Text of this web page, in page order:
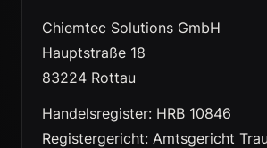
Chiemtec Solutions GmbH
Hauptstraße 18
83224 Rottau
Handelsregister: HRB 10846
Registergericht: Amtsgericht